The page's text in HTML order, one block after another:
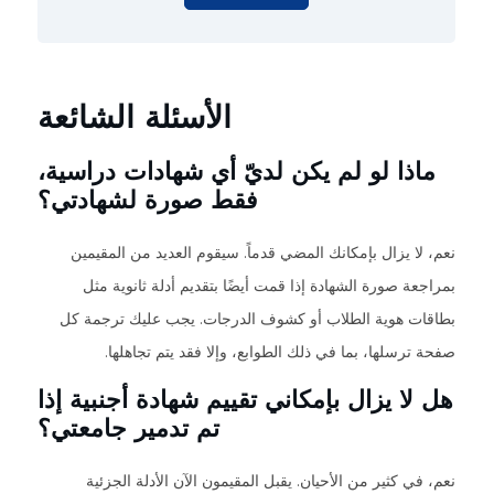
الأسئلة الشائعة
ماذا لو لم يكن لديّ أي شهادات دراسية،
فقط صورة لشهادتي؟
نعم، لا يزال بإمكانك المضي قدماً. سيقوم العديد من المقيمين
بمراجعة صورة الشهادة إذا قمت أيضًا بتقديم أدلة ثانوية مثل
بطاقات هوية الطلاب أو كشوف الدرجات. يجب عليك ترجمة كل
صفحة ترسلها، بما في ذلك الطوابع، وإلا فقد يتم تجاهلها.
هل لا يزال بإمكاني تقييم شهادة أجنبية إذا
تم تدمير جامعتي؟
نعم، في كثير من الأحيان. يقبل المقيمون الآن الأدلة الجزئية